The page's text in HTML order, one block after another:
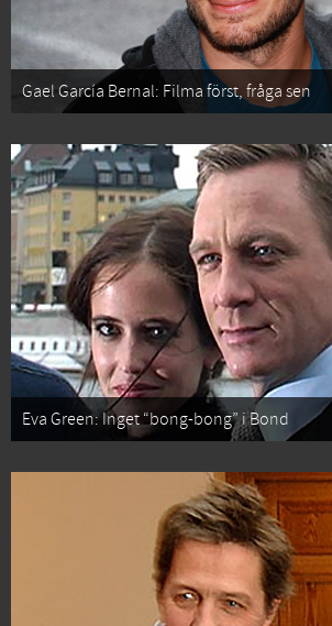
Gael García Bernal: Filma först, fråga sen
Eva Green: Inget “bong-bong” i Bond